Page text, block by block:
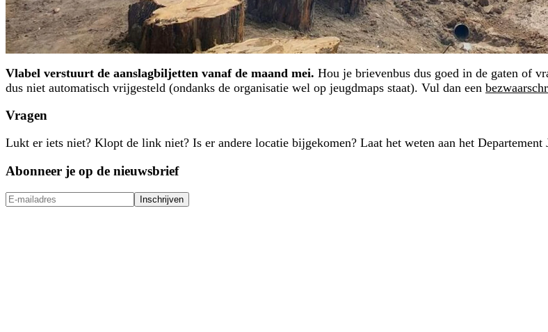
Vlabel verstuurt de aanslagbiljetten vanaf de maand mei. Hou je brievenbus dus goed in de gaten of
dus niet automatisch vrijgesteld (ondanks de organisatie wel op jeugdmaps staat). Vul dan een
Vragen
Lukt er iets niet? Klopt de link niet? Is er andere locatie bijgekomen? Laat het weten aan het Departement
Abonneer je op de nieuwsbrief
Inschrijven